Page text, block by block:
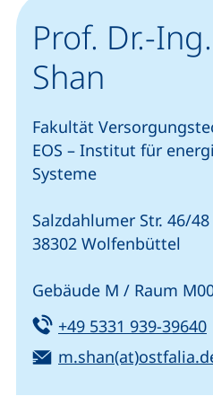
Prof. Dr.-
Shan
Fakultät
EOS – Institut für
Systeme
Salzdahlumer Str. 46/48
38302 Wolfenbüttel
Gebäude M / Raum
Tel:
+49 5331 939-39640
E-Mail: